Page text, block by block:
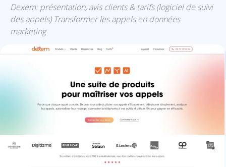
Dexem: présentation, avis clients & tarifs (logiciel de suivi
des appels) Transformer les appels en données
marketing